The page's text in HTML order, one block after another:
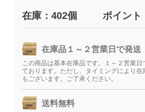
在庫：402個 ポイント
在庫品１～２営業日で発送
この商品は基本在庫品です。１～２営業日
ております。ただし、タイミングにより在
もございます。ご了承ください。
送料無料